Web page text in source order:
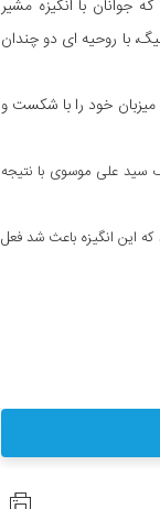
جوانان با انگیزه مشیر
با روحیه ای دو چندان
خود را با شکست و
سید علی موسوی با نتیجه
که این انگیزه باعث شد فعل